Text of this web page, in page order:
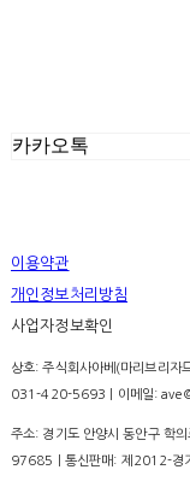
카카오톡
이용약관
개인정보처리방침
사업자정보확인
상호: 주식회사아베(마리브리자
031-420-5693 | 이메일:
주소: 경기도 안양시 동안구 학
97685
| 통신판매: 제2012-경